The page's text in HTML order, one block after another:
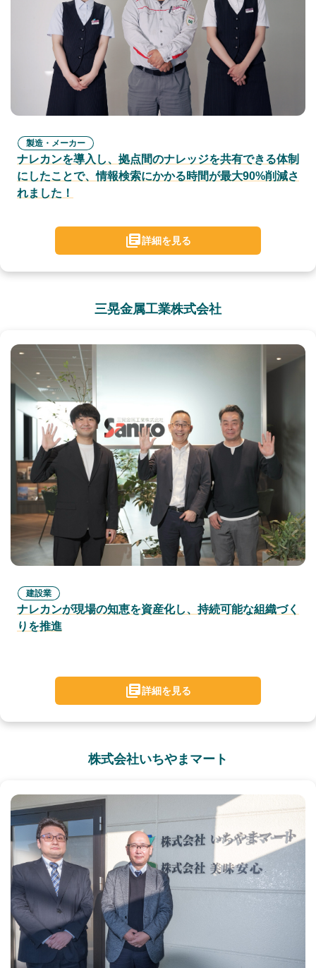
製造・メーカー
ナレカンを導入し、拠点間のナレッジを共有できる体制
にしたことで、情報検索にかかる時間が最大90%削減さ
れました！
詳細を見る
三晃金属工業株式会社
建設業
ナレカンが現場の知恵を資産化し、持続可能な組織づく
りを推進
詳細を見る
株式会社いちやまマート